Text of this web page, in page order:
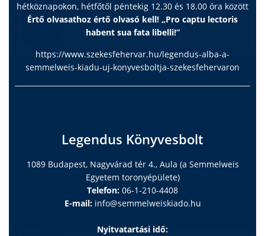
hétköznapokon, hétfőtől péntekig 12.30 és 18.00 óra között
Értő olvasathoz értő olvasó kell! „Pro captu lectoris
habent sua fata libelli!”
https://www.szekesfehervar.hu/legendus-alba-a-
semmelweis-kiadu-uj-konyvesboltja-szekesfehervaron
Legendus Könyvesbolt
1089 Budapest, Nagyvárad tér 4., Aula (a Semmelweis
Egyetem toronyépülete)
Telefon: 06-1-210-4408
E-mail: info@semmelweiskiado.hu
Nyitvatartási idő: